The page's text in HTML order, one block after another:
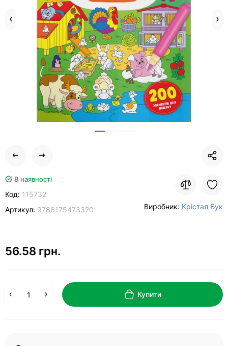
В наявності
Код: 115732
Артикул: 9786175473320 Виробник: Крістал Бук
56.58 грн.
Купити